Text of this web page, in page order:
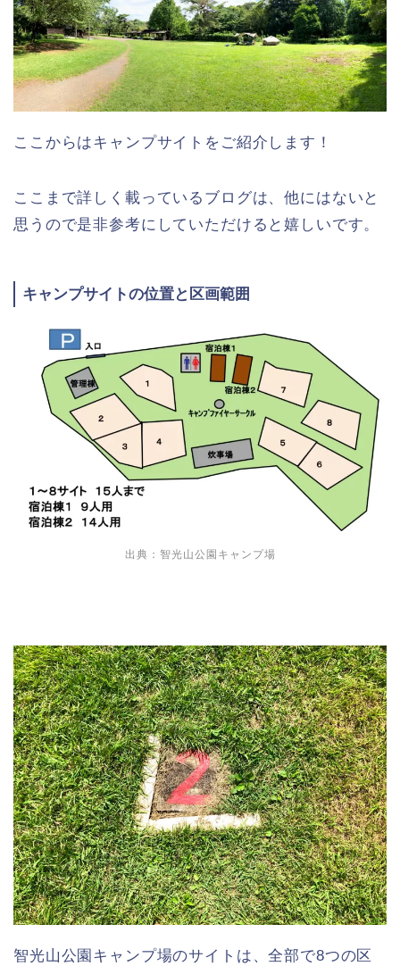
ここからはキャンプサイトをご紹介します！
ここまで詳しく載っているブログは、他にはないと
思うので是非参考にしていただけると嬉しいです。
キャンプサイトの位置と区画範囲
出典：智光山公園キャンプ場
智光山公園キャンプ場のサイトは、全部で8つの区